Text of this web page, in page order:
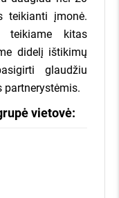
teikianti įmonė.
teikiame kitas
didelį ištikimų
glaudžiu
partnerystėmis.
vietovė:
miškas
pateiks savo
apie jų
gausite
miško